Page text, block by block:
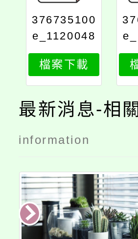
376735100
e_1120048
504_attach
2
檔案下載
最新消息-相
information